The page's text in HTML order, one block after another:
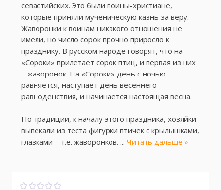
севастийских. Это были воины-христиане,
которые приняли мученическую казнь за веру.
Жаворонки к воинам никакого отношения не
имели, но число сорок прочно приросло к
празднику. В русском народе говорят, что на
«Сороки» прилетает сорок птиц, и первая из них
– жаворонок. На «Сороки» день с ночью
равняется, наступает день весеннего
равноденствия, и начинается настоящая весна.
По традиции, к началу этого праздника, хозяйки
выпекали из теста фигурки птичек с крылышками,
глазками – т.е. жаворонков. ... Читать дальше »